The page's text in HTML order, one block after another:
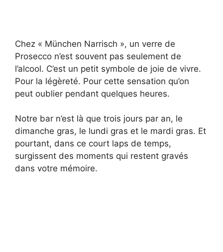
Chez « München Narrisch », un verre de
Prosecco n’est souvent pas seulement de
l’alcool. C’est un petit symbole de joie de vivre.
Pour la légèreté. Pour cette sensation qu’on
peut oublier pendant quelques heures.
Notre bar n’est là que trois jours par an, le
dimanche gras, le lundi gras et le mardi gras. Et
pourtant, dans ce court laps de temps,
surgissent des moments qui restent gravés
dans votre mémoire.